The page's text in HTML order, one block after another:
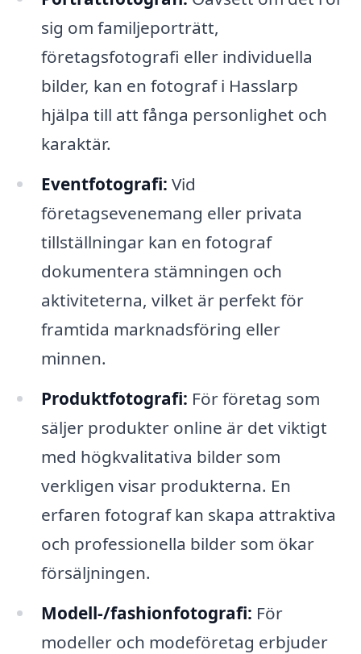
sig om familjeporträtt,
företagsfotografi eller individuella
bilder, kan en fotograf i Hasslarp
hjälpa till att fånga personlighet och
karaktär.
Eventfotografi: Vid
företagsevenemang eller privata
tillställningar kan en fotograf
dokumentera stämningen och
aktiviteterna, vilket är perfekt för
framtida marknadsföring eller
minnen.
Produktfotografi: För företag som
säljer produkter online är det viktigt
med högkvalitativa bilder som
verkligen visar produkterna. En
erfaren fotograf kan skapa attraktiva
och professionella bilder som ökar
försäljningen.
Modell-/fashionfotografi: För
modeller och modeföretag erbjuder